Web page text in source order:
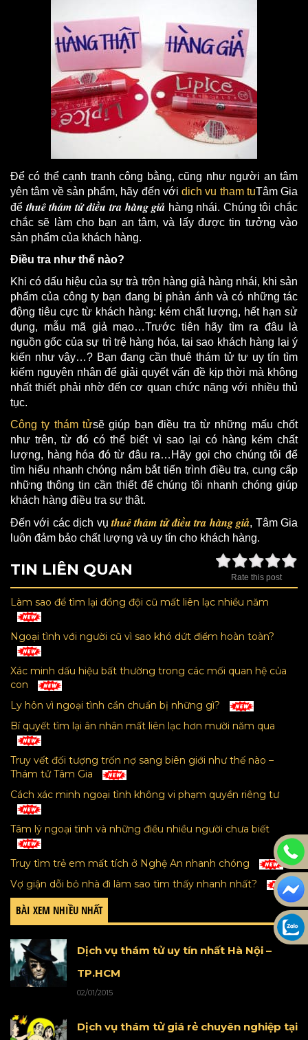
Để có thể cạnh tranh công bằng, cũng như người an tâm
yên tâm về sản phẩm, hãy đến với dich vu tham tuTâm Gia
đểthuê thám tử điều tra hàng giả hàng nhái. Chúng tôi chắc
chắc sẽ làm cho bạn an tâm, và lấy được tin tưởng vào
sản phẩm của khách hàng.
Điều tra như thế nào?
Khi có dấu hiệu của sự trà trộn hàng giả hàng nhái, khi sản
phẩm của công ty bạn đang bị phản ánh và có những tác
động tiêu cực từ khách hàng: kém chất lượng, hết hạn sử
dụng, mẫu mã giả mạo…Trước tiên hãy tìm ra đâu là
nguồn gốc của sự trì trệ hàng hóa, tại sao khách hàng lại ý
kiến như vậy…? Bạn đang cần thuê thám tử tư uy tín tìm
kiếm nguyên nhân để giải quyết vấn đề kịp thời mà không
nhất thiết phải nhờ đến cơ quan chức năng với nhiều thủ
tục.
Công ty thám tửsẽ giúp bạn điều tra từ những mấu chốt
như trên, từ đó có thể biết vì sao lại có hàng kém chất
lượng, hàng hóa đó từ đâu ra…Hãy gọi cho chúng tôi để
tìm hiểu nhanh chóng nắm bắt tiến trình điều tra, cung cấp
những thông tin cần thiết để chúng tôi nhanh chóng giúp
khách hàng điều tra sự thật.
Đến với các dịch vụthuê thám tử điều tra hàng giả, Tâm Gia
luôn đảm bảo chất lượng và uy tín cho khách hàng.
Rate this post
TIN LIÊN QUAN
Làm sao để tìm lại đồng đội cũ mất liên lạc nhiều năm
Ngoại tình với người cũ vì sao khó dứt điểm hoàn toàn?
Xác minh dấu hiệu bất thường trong các mối quan hệ của
con
Ly hôn vì ngoại tình cần chuẩn bị những gì?
Bí quyết tìm lại ân nhân mất liên lạc hơn mười năm qua
Truy vết đối tượng trốn nợ sang biên giới như thế nào –
Thám tử Tâm Gia
Cách xác minh ngoại tình không vi phạm quyền riêng tư
Tâm lý ngoại tình và những điều nhiều người chưa biết
Truy tìm trẻ em mất tích ở Nghệ An nhanh chóng
Vợ giận dỗi bỏ nhà đi làm sao tìm thấy nhanh nhất?
BÀI XEM NHIỀU NHẤT
Dịch vụ thám tử uy tín nhất Hà Nội –
TP.HCM
02/01/2015
Dịch vụ thám tử giá rẻ chuyên nghiệp tại